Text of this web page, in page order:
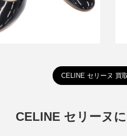
CELINE セリーヌ 買
CELINE セリーヌ